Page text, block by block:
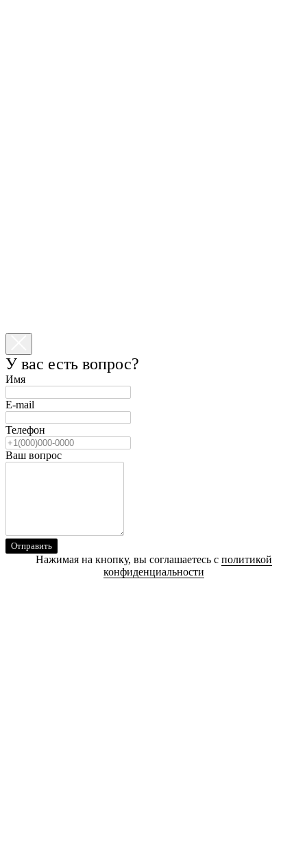
У вас есть вопрос?
Имя
E-mail
Телефон
Ваш вопрос
Отправить
Нажимая на кнопку, вы соглашаетесь с политикой
конфиденциальности